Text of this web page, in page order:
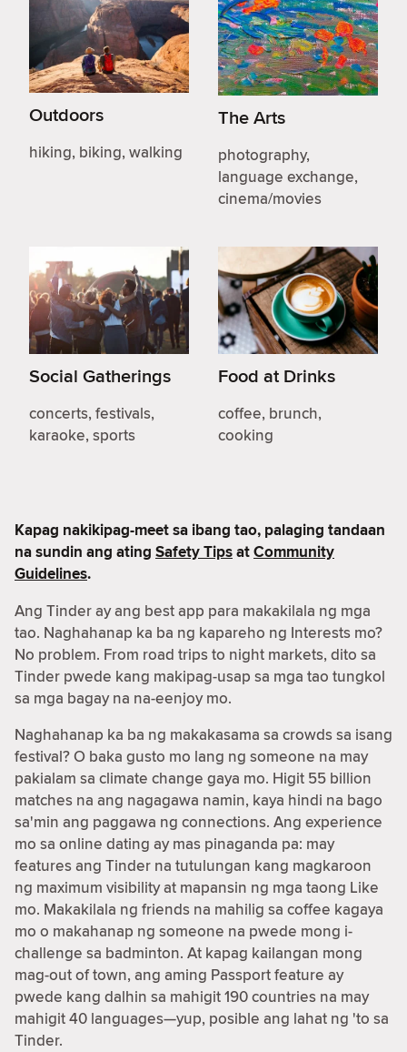
Outdoors
hiking, biking, walking
The Arts
photography,
language exchange,
cinema/movies
Social Gatherings
concerts, festivals,
karaoke, sports
Food at Drinks
coffee, brunch,
cooking
Kapag nakikipag-meet sa ibang tao, palaging tandaan
na sundin ang ating Safety TipsatCommunity
Guidelines.
Ang Tinder ay ang best app para makakilala ng mga
tao. Naghahanap ka ba ng kapareho ng Interests mo?
No problem. From road trips to night markets, dito sa
Tinder pwede kang makipag-usap sa mga tao tungkol
sa mga bagay na na-eenjoy mo.
Naghahanap ka ba ng makakasama sa crowds sa isang
festival? O baka gusto mo lang ng someone na may
pakialam sa climate change gaya mo. Higit 55 billion
matches na ang nagagawa namin, kaya hindi na bago
sa'min ang paggawa ng connections. Ang experience
mo sa online dating ay mas pinaganda pa: may
features ang Tinder na tutulungan kang magkaroon
ng maximum visibility at mapansin ng mga taong Like
mo. Makakilala ng friends na mahilig sa coffee kagaya
mo o makahanap ng someone na pwede mong i-
challenge sa badminton. At kapag kailangan mong
mag-out of town, ang aming Passport feature ay
pwede kang dalhin sa mahigit 190 countries na may
mahigit 40 languages—yup, posible ang lahat ng 'to sa
Tinder.